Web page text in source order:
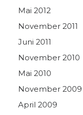
Mai 2012
November 2011
Juni 2011
November 2010
Mai 2010
November 2009
April 2009